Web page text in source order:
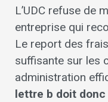
L’UDC refuse de
entreprise qui
Le report des
suffisante sur les
administration
lettre b doit